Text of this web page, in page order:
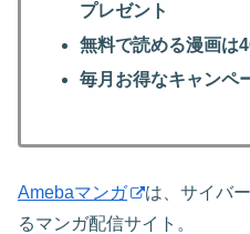
プレゼント
無料で読める漫画は
毎月お得なキャンペ
Amebaマンガ
は、サイバ
るマンガ配信サイト。